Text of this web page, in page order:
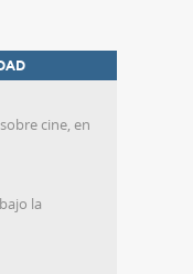
cine, en
la